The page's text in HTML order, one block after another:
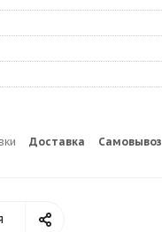
Доставка Самовывоз